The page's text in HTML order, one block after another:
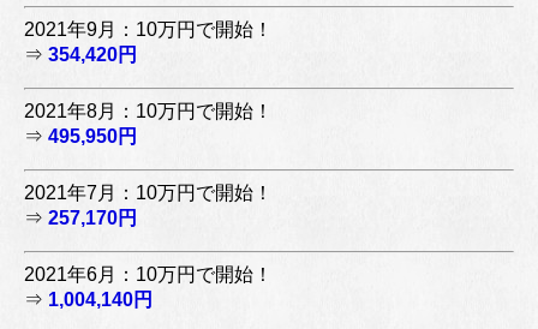
2021年9月：10万円で開始！
⇒ 354,420円
2021年8月：10万円で開始！
⇒ 495,950円
2021年7月：10万円で開始！
⇒ 257,170円
2021年6月：10万円で開始！
⇒ 1,004,140円